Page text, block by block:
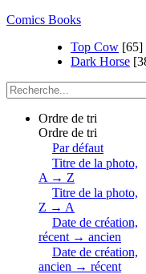
Comics Books
Top Cow [65]
Dark Horse
Ordre de tri
Ordre de tri
Par défaut
Titre de la photo,
A → Z
Titre de la photo,
Z → A
Date de création,
récent → ancien
Date de création,
ancien → récent